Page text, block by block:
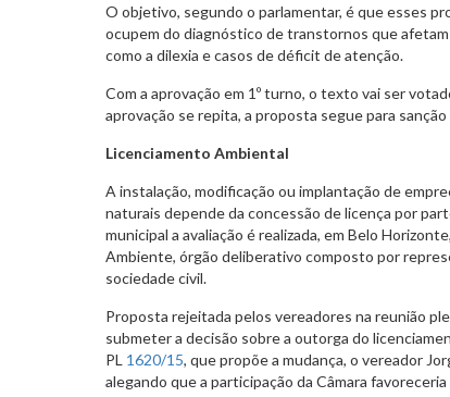
O objetivo, segundo o parlamentar, é que esses
ocupem do diagnóstico de transtornos que
como a dilexia e casos de déficit de atenção.
Com a aprovação em 1º turno, o texto vai ser
aprovação se repita, a proposta segue para
Licenciamento Ambiental
A instalação, modificação ou implantação de
naturais depende da concessão de licença por
municipal a avaliação é realizada, em Belo
Ambiente, órgão deliberativo composto por
sociedade civil.
Proposta rejeitada pelos vereadores na reunião
submeter a decisão sobre a outorga do
PL 1620/15, que propõe a mudança, o vereador
alegando que a participação da Câmara